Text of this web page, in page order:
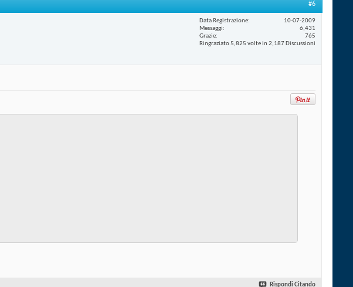
#6
Data Registrazione
10-07-2009
Messaggi
6,431
Grazie
765
Ringraziato 5,825 volte in 2,187 Discussioni
Rispondi Citando